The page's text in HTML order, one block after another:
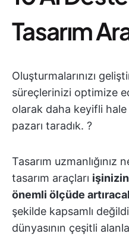
Tasarım
Oluşturmalarınızı
süreçlerinizi optimize
olarak daha keyifli
pazarı taradık. ?
Tasarım uzmanlığınız
tasarım araçları
önemli ölçüde
şekilde kapsamlı
dünyasının çeşitli